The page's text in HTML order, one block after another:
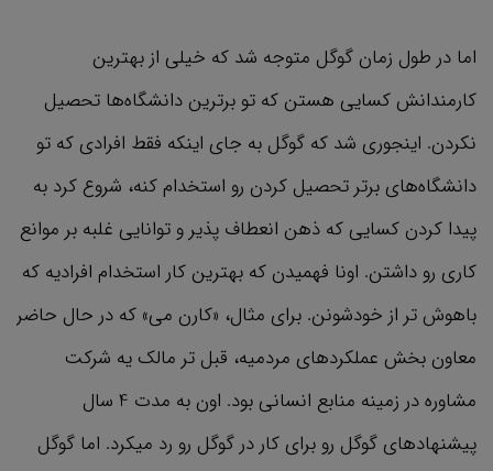
اما در طول زمان گوگل متوجه شد که خیلی از بهترین
کارمندانش کسایی هستن که تو برترین دانشگاه‌ها تحصیل
نکردن. اینجوری شد که گوگل به جای اینکه فقط افرادی که تو
دانشگاه‌های برتر تحصیل کردن رو استخدام کنه، شروع کرد به
پیدا کردن کسایی که ذهن انعطاف پذیر و توانایی غلبه بر موانع
کاری رو داشتن. اونا فهمیدن که بهترین کار استخدام افرادیه که
باهوش تر از خودشونن. برای مثال، «کارن می» که در حال حاضر
معاون بخش عملکردهای مردمیه، قبل تر مالک یه شرکت
مشاوره در زمینه منابع انسانی بود. اون به مدت 4 سال
پیشنهادهای گوگل رو برای کار در گوگل رو رد میکرد. اما گوگل